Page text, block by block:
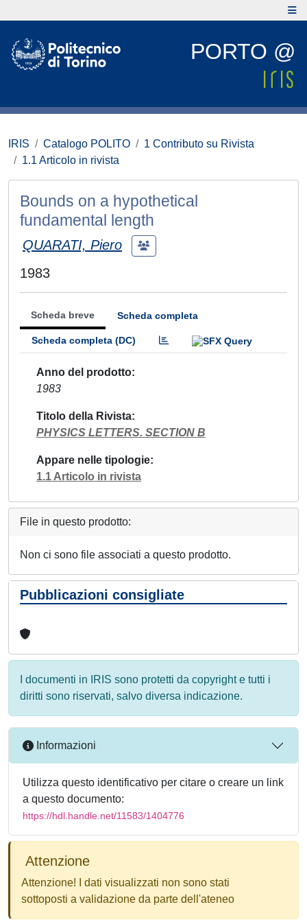
PORTO @
IRIS Catalogo POLITO
1 Contributo su Rivista
1.1 Articolo in rivista
Bounds on a hypothetical
fundamental length
QUARATI, Piero
1983
Scheda breve Scheda completa
Scheda completa (DC)
Anno del prodotto
1983
Titolo della Rivista
PHYSICS LETTERS. SECTION B
Appare nelle tipologie
1.1 Articolo in rivista
File in questo prodotto:
Non ci sono file associati a questo prodotto.
Pubblicazioni consigliate
I documenti in IRIS sono protetti da copyright e tutti i
diritti sono riservati, salvo diversa indicazione.
Informazioni
Utilizza questo identificativo per citare o creare un link
a questo documento:
https://hdl.handle.net/11583/1404776
Attenzione
Attenzione! I dati visualizzati non sono stati
sottoposti a validazione da parte dell'ateneo